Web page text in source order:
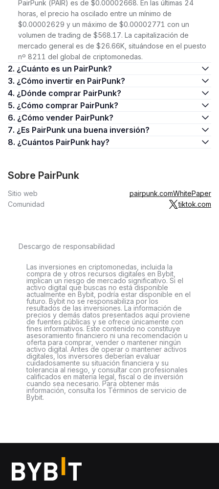
PairPunk (PAIR) es de $0.00002668. En las últimas 24
horas, el precio ha oscilado entre un mínimo de
$0.00002629 y un máximo de $0.00002771 con un
volumen de trading de $568.17. La capitalización de
mercado general es de $26.66K, situándose en el puesto
nº 8211 del global de criptomonedas.
2. ¿Cuánto es un PairPunk?
3. ¿Cómo invertir en PairPunk?
4. ¿Dónde comprar PairPunk?
5. ¿Cómo comprar PairPunk?
6. ¿Cómo vender PairPunk?
7. ¿Es PairPunk una buena inversión?
8. ¿Cuántos PairPunk hay?
Sobre PairPunk
Sitio web pairpunk.comWhitePaper
Comunidad
tiktok.com
Descargo de responsabilidad
Las inversiones en criptomonedas, incluida la
compra de y otros recursos digitales en Bybit,
implican un riesgo de mercado significativo. Si el
activo digital que buscas no está disponible
actualmente en Bybit, podría estar disponible en el
futuro. Bybit no se responsabiliza por los
resultados de las inversiones. La información de
precios y demás datos presentados aquí proviene
de fuentes públicas y se ofrece únicamente con
fines informativos. Este contenido no constituye
asesoramiento financiero ni una recomendación u
oferta para comprar, vender o mantener ningún
activo digital. Antes de operar o mantener activos
digitales, los inversores deberían evaluar
cuidadosamente su situación financiera y su
tolerancia al riesgo, y consultar con profesionales
calificados en materia legal, fiscal o de inversión
cuando sea necesario. Para obtener más
información, consulta los Términos de servicio de
Bybit.